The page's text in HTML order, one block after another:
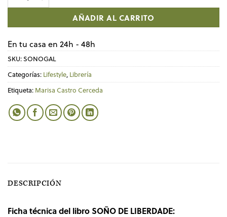
AÑADIR AL CARRITO
En tu casa en 24h - 48h
SKU:SONOGAL
Categorías: Lifestyle, Librería
Etiqueta: Marisa Castro Cerceda
DESCRIPCIÓN
Ficha técnica del libro SOÑO DE LIBERDADE: